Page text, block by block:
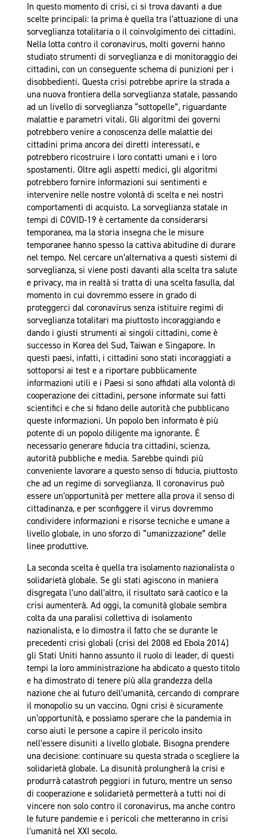
In questo momento di crisi, ci si trova davanti a due
scelte principali: la prima è quella tra l’attuazione di una
sorveglianza totalitaria o il coinvolgimento dei cittadini.
Nella lotta contro il coronavirus, molti governi hanno
studiato strumenti di sorveglianza e di monitoraggio dei
cittadini, con un conseguente schema di punizioni per i
disobbedienti. Questa crisi potrebbe aprire la strada a
una nuova frontiera della sorveglianza statale, passando
ad un livello di sorveglianza “sottopelle”, riguardante
malattie e parametri vitali. Gli algoritmi dei governi
potrebbero venire a conoscenza delle malattie dei
cittadini prima ancora dei diretti interessati, e
potrebbero ricostruire i loro contatti umani e i loro
spostamenti. Oltre agli aspetti medici, gli algoritmi
potrebbero fornire informazioni sui sentimenti e
intervenire nelle nostre volontà di scelta e nei nostri
comportamenti di acquisto. La sorveglianza statale in
tempi di COVID-19 è certamente da considerarsi
temporanea, ma la storia insegna che le misure
temporanee hanno spesso la cattiva abitudine di durare
nel tempo. Nel cercare un’alternativa a questi sistemi di
sorveglianza, si viene posti davanti alla scelta tra salute
e privacy, ma in realtà si tratta di una scelta fasulla, dal
momento in cui dovremmo essere in grado di
proteggerci dal coronavirus senza istituire regimi di
sorveglianza totalitari ma piuttosto incoraggiando e
dando i giusti strumenti ai singoli cittadini, come è
successo in Korea del Sud, Taiwan e Singapore. In
questi paesi, infatti, i cittadini sono stati incoraggiati a
sottoporsi ai test e a riportare pubblicamente
informazioni utili e i Paesi si sono affidati alla volontà di
cooperazione dei cittadini, persone informate sui fatti
scientifici e che si fidano delle autorità che pubblicano
queste informazioni. Un popolo ben informato è più
potente di un popolo diligente ma ignorante. È
necessario generare fiducia tra cittadini, scienza,
autorità pubbliche e media. Sarebbe quindi più
conveniente lavorare a questo senso di fiducia, piuttosto
che ad un regime di sorveglianza. Il coronavirus può
essere un’opportunità per mettere alla prova il senso di
cittadinanza, e per sconfiggere il virus dovremmo
condividere informazioni e risorse tecniche e umane a
livello globale, in uno sforzo di “umanizzazione” delle
linee produttive.
La seconda scelta è quella tra isolamento nazionalista o
solidarietà globale. Se gli stati agiscono in maniera
disgregata l’uno dall’altro, il risultato sarà caotico e la
crisi aumenterà. Ad oggi, la comunità globale sembra
colta da una paralisi collettiva di isolamento
nazionalista, e lo dimostra il fatto che se durante le
precedenti crisi globali (crisi del 2008 ed Ebola 2014)
gli Stati Uniti hanno assunto il ruolo di leader, di questi
tempi la loro amministrazione ha abdicato a questo titolo
e ha dimostrato di tenere più alla grandezza della
nazione che al futuro dell’umanità, cercando di comprare
il monopolio su un vaccino. Ogni crisi è sicuramente
un’opportunità, e possiamo sperare che la pandemia in
corso aiuti le persone a capire il pericolo insito
nell’essere disuniti a livello globale. Bisogna prendere
una decisione: continuare su questa strada o scegliere la
solidarietà globale. La disunità prolungherà la crisi e
produrrà catastrofi peggiori in futuro, mentre un senso
di cooperazione e solidarietà permetterà a tutti noi di
vincere non solo contro il coronavirus, ma anche contro
le future pandemie e i pericoli che metteranno in crisi
l’umanità nel XXI secolo.